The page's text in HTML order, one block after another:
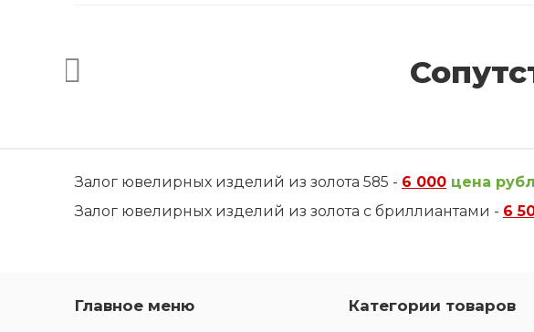
Залог ювелирных изделий из золота 585 - 6 000 цена
Залог ювелирных изделий из золота с бриллиантами - 6
Главное меню Категории товаров